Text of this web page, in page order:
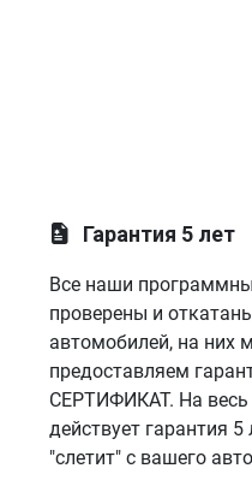
Гарантия 5 лет
Все наши
проверены и
автомобилей, на них
предоставляем
СЕРТИФИКАТ. На весь
действует гарантия 5
"слетит" с вашего